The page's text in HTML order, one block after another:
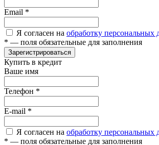
Email *
Я согласен на обработку персональных
* — поля обязательные для заполнения
Зарегистрироваться
Купить в кредит
Ваше имя
Телефон *
E-mail *
Я согласен на обработку персональных
* — поля обязательные для заполнения